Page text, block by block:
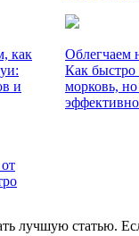
как
и
Облегчаем
Как быстро
морковь,
лучшую статью.